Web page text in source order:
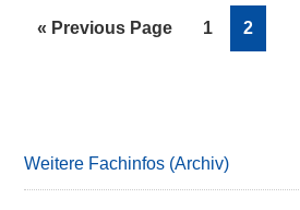
« Go
Previous Page Page
1 Page
2
Weitere Fachinfos (Archiv)